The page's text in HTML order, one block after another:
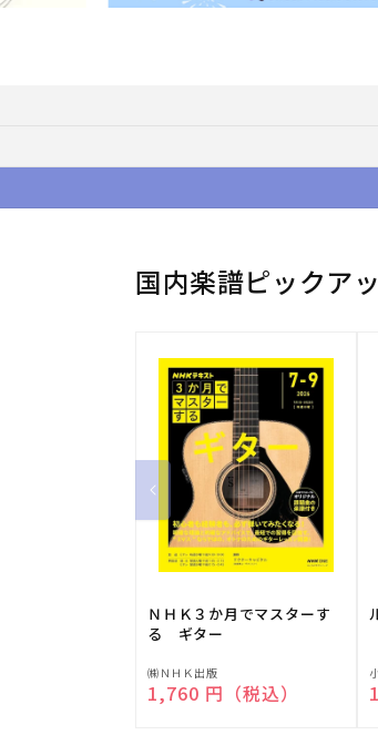
国内楽譜ピックア
ＮＨＫ３か月でマスターす
る ギター
販
売
㈱ＮＨＫ出版
通常価格
1,760 円（税込）